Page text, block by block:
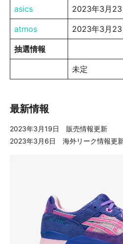
asics 2023年3月23
atmos 2023年3月
抽選情報
未定
最新情報
2023年3月19日 販売情報更新
2023年3月6日 海外リーク情報更